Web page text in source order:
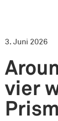
3. Juni 2026
vier
Prism